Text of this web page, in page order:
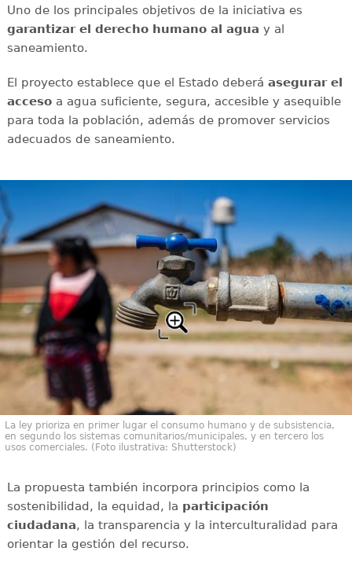
Uno de los principales objetivos de la iniciativa es
garantizar el derecho humano al agua y al
saneamiento.
El proyecto establece que el Estado deberá asegurar el
accesoa agua suficiente, segura, accesible y asequible
para toda la población, además de promover servicios
adecuados de saneamiento.
La ley prioriza en primer lugar el consumo humano y de subsistencia,
en segundo los sistemas comunitarios/municipales, y en tercero los
usos comerciales. (Foto ilustrativa: Shutterstock)
La propuesta también incorpora principios como la
sostenibilidad, la equidad, la participación
ciudadana, la transparencia y la interculturalidad para
orientar la gestión del recurso.